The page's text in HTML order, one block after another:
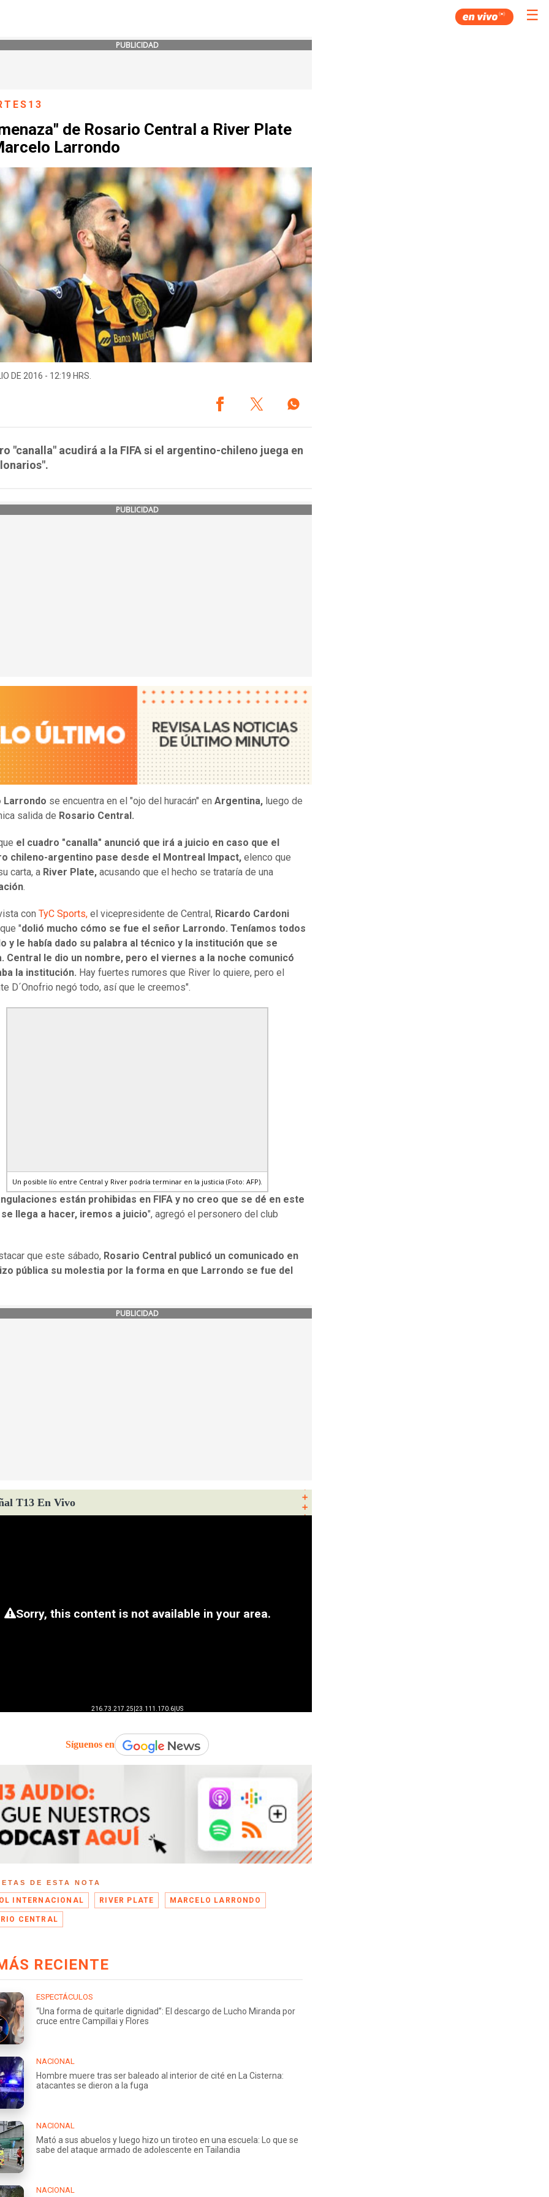
☰
PUBLICIDAD
de Rosario Central a River Plate
Larrondo
DE 2016 - 12:19 HRS.
"canalla" acudirá a la FIFA si el argentino-chileno juega en
PUBLICIDAD
Larrondo se encuentra en el "ojo del huracán" en Argentina, luego de
salida de Rosario Central.
el cuadro "canalla" anunció que irá a juicio en caso que el
chileno-argentino pase desde el Montreal Impact, elenco que
carta, a River Plate, acusando que el hecho se trataría de una
.
con TyC Sports, el vicepresidente de Central, Ricardo Cardoni
"dolió mucho cómo se fue el señor Larrondo. Teníamos todos
y le había dado su palabra al técnico y la institución que se
Central le dio un nombre, pero el viernes a la noche comunicó
la institución. Hay fuertes rumores que River lo quiere, pero el
D´Onofrio negó todo, así que le creemos".
Un posible lío entre Central y River podría terminar en la justicia (Foto: AFP).
están prohibidas en FIFA y no creo que se dé en este
llega a hacer, iremos a juicio", agregó el personero del club
que este sábado, Rosario Central publicó un comunicado en
pública su molestia por la forma en que Larrondo se fue del
PUBLICIDAD
T13 En Vivo
Síguenos en
DE ESTA NOTA
INTERNACIONAL RIVER PLATE MARCELO LARRONDO
CENTRAL
RECIENTE
ESPECTÁCULOS
“Una forma de quitarle dignidad”: El descargo de Lucho Miranda por
cruce entre Campillai y Flores
NACIONAL
Hombre muere tras ser baleado al interior de cité en La Cisterna:
atacantes se dieron a la fuga
NACIONAL
Mató a sus abuelos y luego hizo un tiroteo en una escuela: Lo que se
sabe del ataque armado de adolescente en Tailandia
NACIONAL